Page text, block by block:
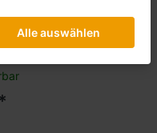
zzgl.Versandkosten
Alle auswählen